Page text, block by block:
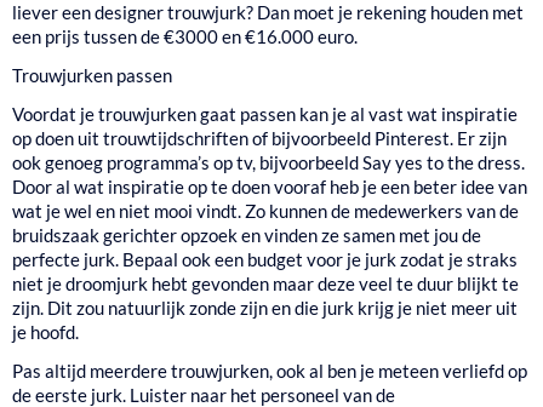
liever een designer trouwjurk? Dan moet je rekening houden met
een prijs tussen de €3000 en €16.000 euro.
Trouwjurken passen
Voordat je trouwjurken gaat passen kan je al vast wat inspiratie
op doen uit trouwtijdschriften of bijvoorbeeld Pinterest. Er zijn
ook genoeg programma’s op tv, bijvoorbeeld Say yes to the dress.
Door al wat inspiratie op te doen vooraf heb je een beter idee van
wat je wel en niet mooi vindt. Zo kunnen de medewerkers van de
bruidszaak gerichter opzoek en vinden ze samen met jou de
perfecte jurk. Bepaal ook een budget voor je jurk zodat je straks
niet je droomjurk hebt gevonden maar deze veel te duur blijkt te
zijn. Dit zou natuurlijk zonde zijn en die jurk krijg je niet meer uit
je hoofd.
Pas altijd meerdere trouwjurken, ook al ben je meteen verliefd op
de eerste jurk. Luister naar het personeel van de